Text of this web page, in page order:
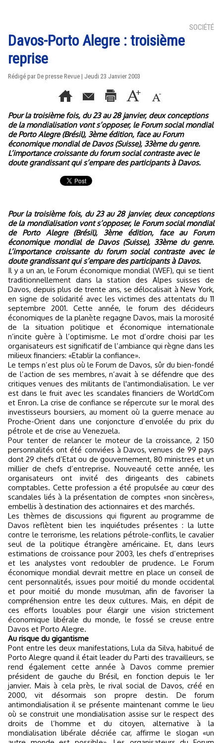
SOCIÉTÉ
Davos-Porto Alegre : troisième
reprise
Rédigé par De presse Revue | Jeudi 23 Janvier 2003
Pour la troisième fois, du 23 au 28 janvier, deux conceptions
de la mondialisation vont s’opposer, le Forum social mondial
de Porto Alegre (Brésil), 3ème édition, face au Forum
économique mondial de Davos (Suisse), 33ème du genre.
L’importance croissante du forum social contraste avec le
doute grandissant qui s’empare des participants à Davos.
Pour la troisième fois, du 23 au 28 janvier, deux conceptions
de la mondialisation vont s’opposer, le Forum social mondial
de Porto Alegre (Brésil), 3ème édition, face au Forum
économique mondial de Davos (Suisse), 33ème du genre.
L’importance croissante du forum social contraste avec le
doute grandissant qui s’empare des participants à Davos.
Il y a un an, le Forum économique mondial (WEF), qui se tient
traditionnellement dans la station des Alpes suisses de
Davos, depuis plus de trente ans, se délocalisait à New York,
en signe de solidarité avec les victimes des attentats du 11
septembre 2001. Cette année, le forum des décideurs
économiques de la planète regagne Davos, mais la morosité
de la situation politique et économique internationale
n’incite guère à l’optimisme. Le mot d’ordre choisi par les
organisateurs est significatif de l’ambiance qui règne dans les
milieux financiers: «Etablir la confiance».
Le temps n’est plus où le Forum de Davos, sûr du bien-fondé
de l’action de ses membres, n’avait à se défendre que des
critiques venues des militants de l'antimondialisation. Le ver
est dans le fruit avec les scandales financiers de WorldCom
et Enron. La crise de confiance se répercute sur le moral des
investisseurs boursiers, au moment où la guerre menace au
Proche-Orient dans une conjoncture d’envolée du prix du
pétrole et de crise au Venezuela.
Pour tenter de relancer le moteur de la croissance, 2 150
personnalités ont été conviées à Davos, venues de 99 pays
dont 29 chefs d’Etat ou de gouvernement, 80 ministres et un
millier de chefs d’entreprise. Nouveauté cette année, les
organisateurs ont invité des dirigeants des cabinets
comptables. Cette profession a été propulsée au cœur des
scandales liés à la présentation de comptes «non sincères»,
embellis à destination des actionnaires et des marchés.
Les thèmes de discussions qui figurent au programme de
Davos reflètent bien les inquiétudes présentes : la lutte
contre le terrorisme, les relations pétrole-conflits, le cavalier
seul de la politique étrangère américaine. Et, dans leurs
estimations de croissance pour 2003, les chefs d’entreprises
et les analystes vont redoubler de prudence. Le Forum
économique mondial devrait mettre en place un conseil de
cent personnalités, issues pour moitié du monde occidental
et pour moitié du monde musulman, afin de favoriser la
compréhension entre les deux cultures. Mais, en dépit de
ces efforts louables pour élargir une vision strictement
économique libérale du monde, le fossé se creuse entre
Davos et Porto Alegre.
Au risque du gigantisme
Pont entre les deux manifestations, Lula da Silva, habitué de
Porto Alegre quand il était leader du Parti des travailleurs, se
rend également cette année à Davos comme premier
président de gauche du Brésil, en fonction depuis le 1er
janvier. Mais à cela près, le rival social de Davos, créé en
2000, vit désormais son propre destin. De forum
antimondialisation il se présente maintenant comme le lieu
où se construit une mondialisation assise sur le respect des
droits de l’homme et du citoyen, alternative à la
mondialisation libérale décriée car, affirme le slogan «un